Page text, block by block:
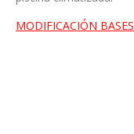
MODIFICACIÓN BASES